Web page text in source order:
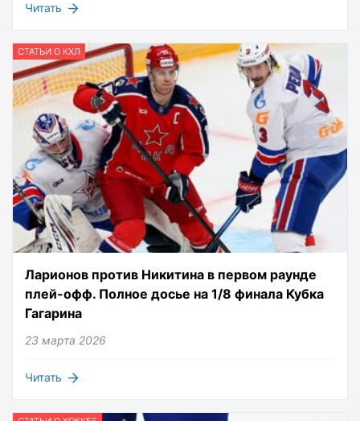
Читать
СТАТЬИ О КХЛ
Ларионов против Никитина в первом раунде
плей-офф. Полное досье на 1/8 финала Кубка
Гагарина
23 марта 2026
Читать